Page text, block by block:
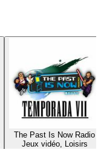
The Past Is Now Radio
Jeux vidéo, Loisirs